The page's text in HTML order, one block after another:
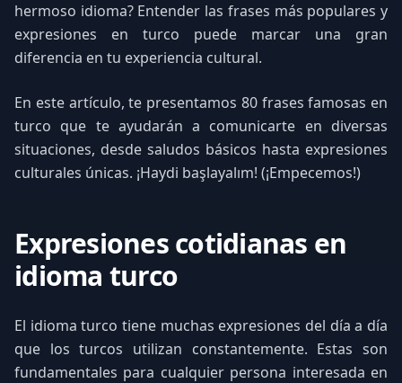
hermoso idioma? Entender las frases más populares y
expresiones en turco puede marcar una gran
diferencia en tu experiencia cultural.
En este artículo, te presentamos 80 frases famosas en
turco que te ayudarán a comunicarte en diversas
situaciones, desde saludos básicos hasta expresiones
culturales únicas. ¡Haydi başlayalım! (¡Empecemos!)
Expresiones cotidianas en
idioma turco
El idioma turco tiene muchas expresiones del día a día
que los turcos utilizan constantemente. Estas son
fundamentales para cualquier persona interesada en